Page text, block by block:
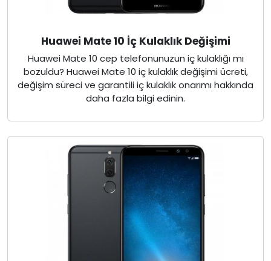
Huawei Mate 10 İç Kulaklık Değişimi
Huawei Mate 10 cep telefonunuzun iç kulaklığı mı
bozuldu? Huawei Mate 10 iç kulaklık değişimi ücreti,
değişim süreci ve garantili iç kulaklık onarımı hakkında
daha fazla bilgi edinin.